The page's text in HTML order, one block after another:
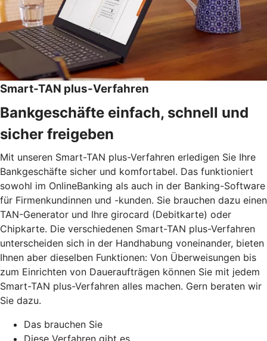
Smart-TAN plus-Verfahren
Bankgeschäfte einfach, schnell und
sicher freigeben
Mit unseren Smart-TAN plus-Verfahren erledigen Sie Ihre
Bankgeschäfte sicher und komfortabel. Das funktioniert
sowohl im OnlineBanking als auch in der Banking-Software
für Firmenkundinnen und -kunden. Sie brauchen dazu einen
TAN-Generator und Ihre girocard (Debitkarte) oder
Chipkarte. Die verschiedenen Smart-TAN plus-Verfahren
unterscheiden sich in der Handhabung voneinander, bieten
Ihnen aber dieselben Funktionen: Von Überweisungen bis
zum Einrichten von Daueraufträgen können Sie mit jedem
Smart-TAN plus-Verfahren alles machen. Gern beraten wir
Sie dazu.
Das brauchen Sie
Diese Verfahren gibt es